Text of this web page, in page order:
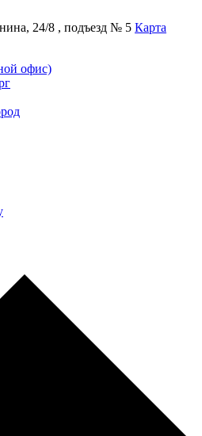
24/8 , подъезд № 5 Карта
офис)